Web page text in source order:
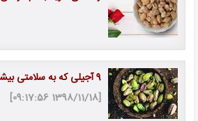
9 آجیلی که به سلامتی بیشتر ما کمک می کنند
[1398/11/18 09:17:56]